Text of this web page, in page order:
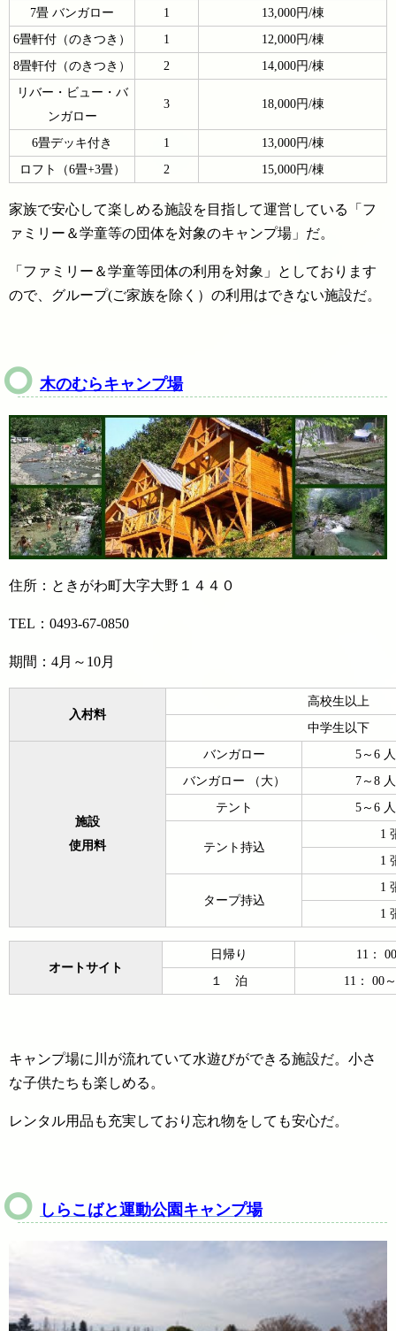
7畳 バンガロー
1
13,000円/棟
6畳軒付（のきつき）
1
12,000円/棟
8畳軒付（のきつき）
2
14,000円/棟
リバー・ビュー・バ
ンガロー
3 18,000円/棟
6畳デッキ付き 1
13,000円/棟
ロフト（6畳+3畳）
2 15,000円/棟
家族で安心して楽しめる施設を目指して運営している「フ
ァミリー＆学童等の団体を対象のキャンプ場」だ。
「ファミリー＆学童等団体の利用を対象」としております
ので、グループ(ご家族を除く）の利用はできない施設だ。
木のむらキャンプ場
住所：ときがわ町大字大野１４４０
TEL：0493-67-0850
期間：4月～10月
入村料
高校生以上
中学生以下
施設
使用料
バンガロー
5～6
バンガロー （大）
7～8
テント
5～6
テント持込
1
1
タープ持込
1
1
オートサイト
日帰り
11：
１ 泊
11： 00
キャンプ場に川が流れていて水遊びができる施設だ。小さ
な子供たちも楽しめる。
レンタル用品も充実しており忘れ物をしても安心だ。
しらこばと運動公園キャンプ場